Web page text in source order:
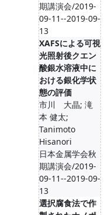
期講演会/2019-
09-11--2019-09-
13
XAFSによる可視
光照射後クエン
酸銀水溶液中に
おける銀化学状
態の評価
市川 大晶; 滝
本 健太;
Tanimoto
Hisanori
日本金属学会秋
期講演会/2019-
09-11--2019-09-
13
選択腐食法で作